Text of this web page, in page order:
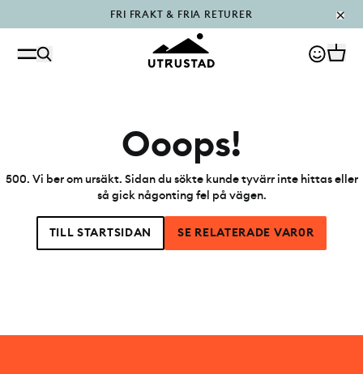
FRI FRAKT & FRIA RETURER
PÅFYLLT I OUTLET
Ooops!
500. Vi ber om ursäkt. Sidan du sökte kunde tyvärr inte hittas eller
så gick någonting fel på vägen.
TILL STARTSIDAN SE RELATERADE VAR0R